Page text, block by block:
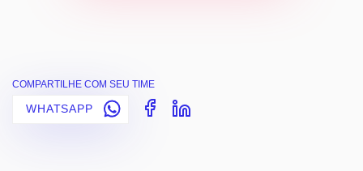
COMPARTILHE COM SEU TIME
WHATSAPP